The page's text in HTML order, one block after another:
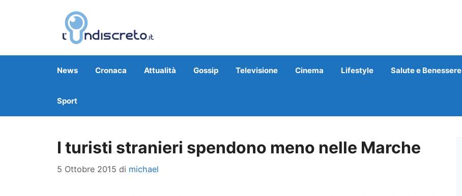
News Cronaca Attualità Gossip Televisione Cinema Lifestyle Salute e Benessere
Sport
I turisti stranieri spendono meno nelle Marche
5 Ottobre 2015 di michael